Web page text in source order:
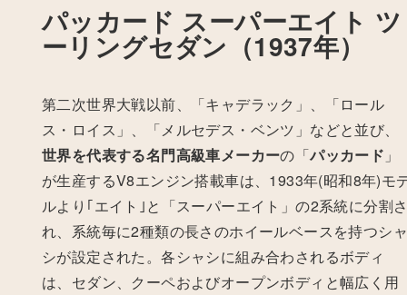
パッカード スーパーエイト ツ
ーリングセダン（1937年）
第二次世界大戦以前、「キャデラック」、「ロール
ス・ロイス」、「メルセデス・ベンツ」などと並び、
世界を代表する名門高級車メーカーの「パッカード 」
が生産するV8エンジン搭載車は、1933年(昭和8年)モ
ルより｢エイト｣と「スーパーエイト」の2系統に分割
れ、系統毎に2種類の長さのホイールベースを持つシャ
シが設定された。各シャシに組み合わされるボディ
は、セダン、クーペおよびオープンボディと幅広く用